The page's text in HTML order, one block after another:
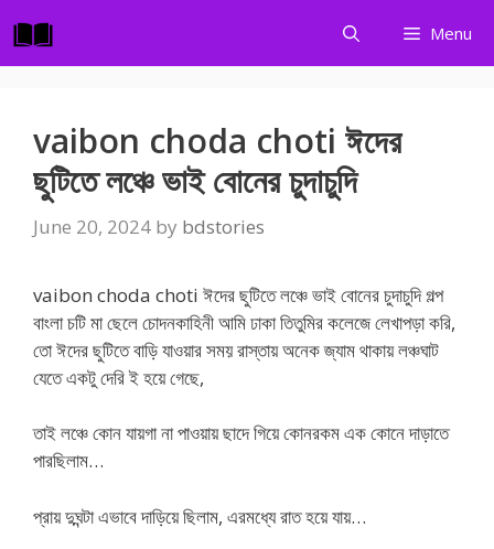
to
content
Menu
vaibon choda choti ঈদের
ছুটিতে লঞ্চে ভাই বোনের চুদাচুদি
June 20, 2024 by bdstories
vaibon choda choti ঈদের ছুটিতে লঞ্চে ভাই বোনের চুদাচুদি গল্প
বাংলা চটি মা ছেলে চোদনকাহিনী আমি ঢাকা তিতুমির কলেজে লেখাপড়া করি,
তো ঈদের ছুটিতে বাড়ি যাওয়ার সময় রাস্তায় অনেক জ্যাম থাকায় লঞ্চঘাট
যেতে একটু দেরি ই হয়ে গেছে,
তাই লঞ্চে কোন যায়গা না পাওয়ায় ছাদে গিয়ে কোনরকম এক কোনে দাড়াতে
পারছিলাম…
প্রায় দুঘন্টা এভাবে দাড়িয়ে ছিলাম, এরমধ্যে রাত হয়ে যায়…